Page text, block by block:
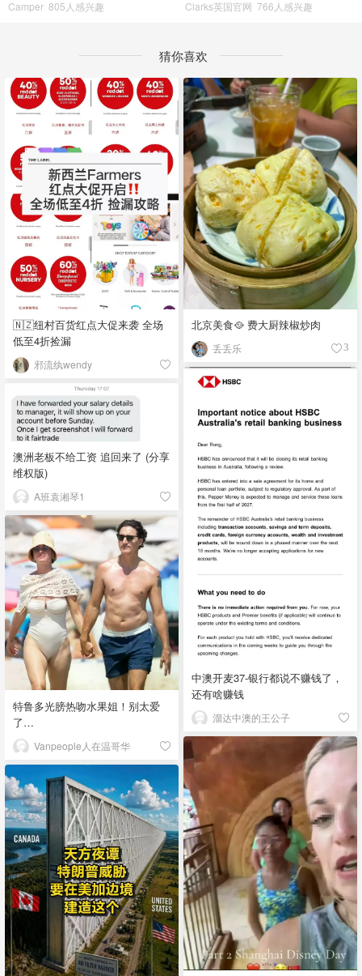
Camper 805人感兴趣 Clarks英国官网 766人感兴趣
猜你喜欢
🇳🇿纽村百货红点大促来袭 全场
低至4折捡漏
邪流纨wendy
北京美食🥘 费大厨辣椒炒肉
丢丢乐 3
中澳开麦37-银行都说不赚钱了，
还有啥赚钱
溜达中澳的王公子
澳洲老板不给工资 追回来了 (分享
维权版)
A班袁湘琴1
特鲁多光膀热吻水果姐！别太爱
了…
Vanpeople人在温哥华